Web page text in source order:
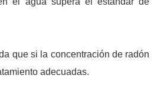
que si la concentración de radón
adecuadas.